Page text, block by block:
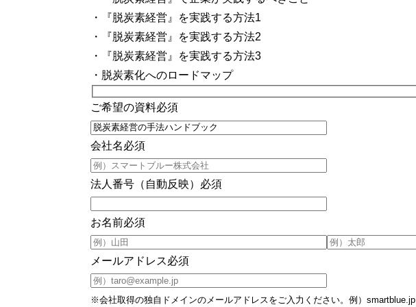
・『脱炭素経営』を実践する方法1
・『脱炭素経営』を実践する方法2
・『脱炭素経営』を実践する方法3
・脱炭素化へのロードマップ
ご希望の資料必須
会社名必須
法人番号（自動反映） 必須
お名前必須
メールアドレス必須
※会社取得の独自ドメインのメールアドレスをご入力ください。例）smartblue.jp